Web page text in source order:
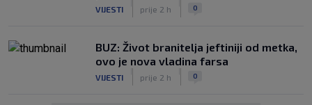
VIJESTI prije 2 h 0
BUZ: Život branitelja jeftiniji od metka,
ovo je nova vladina farsa
VIJESTI prije 2 h 0